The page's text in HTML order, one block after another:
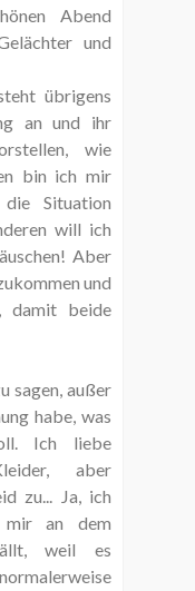
Abend
und
übrigens
an und ihr
wie
bin ich mir
Situation
will ich
Aber
und
damit beide
sagen, außer
habe, was
Ich liebe
aber
zu... Ja, ich
mir an dem
weil es